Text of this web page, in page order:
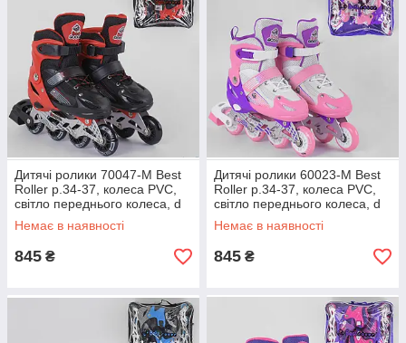
Дитячі ролики 70047-М Best
Roller р.34-37, колеса PVC,
світло переднього колеса, d
коліщатка — 7 см роликові
ковзани
Немає в наявності
845 ₴
Дитячі ролики 60023-М Best
Roller р.34-37, колеса PVC,
світло переднього колеса, d
коліщатка — 7 см роликові
ковзани
Немає в наявності
845 ₴